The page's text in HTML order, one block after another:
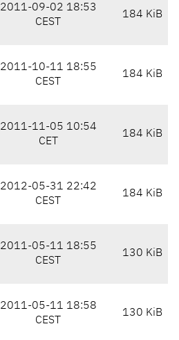
2011-09-02 18:53
CEST
184 KiB
2011-10-11 18:55
CEST
184 KiB
2011-11-05 10:54
CET
184 KiB
2012-05-31 22:42
CEST
184 KiB
2011-05-11 18:55
CEST
130 KiB
2011-05-11 18:58
CEST
130 KiB